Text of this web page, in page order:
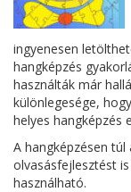
ingyenesen
hangképzés
használták már
különlegesége,
helyes hangképzés
A hangképzésen
olvasásfejlesztést
használható.